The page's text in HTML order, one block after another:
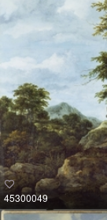
45300049